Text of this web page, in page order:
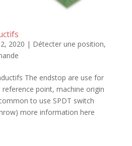
2020 | Détecter une position,
The endstop are use for
point, machine origin
to use SPDT switch
more information here